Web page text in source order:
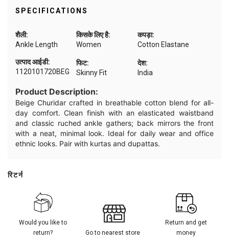
SPECIFICATIONS
शैली:
Ankle Length
किसके लिए है:
Women
कपड़ा:
Cotton Elastane
फिट:
Skinny Fit
देश:
India
उत्पाद आईडी:
1120101720BEG
Product Description:
Beige Churidar crafted in breathable cotton blend for all-
day comfort. Clean finish with an elasticated waistband
and classic ruched ankle gathers; back mirrors the front
with a neat, minimal look. Ideal for daily wear and office
ethnic looks. Pair with kurtas and dupattas.
रिटर्न
Would you like to
return?
Go to nearest store
Return and get
money